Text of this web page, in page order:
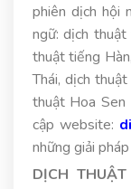
phiên dịch hội
ngữ: dịch
thuật tiếng
Thái, dịch
thuật Hoa Sen
cập website:
những giải
DỊCH